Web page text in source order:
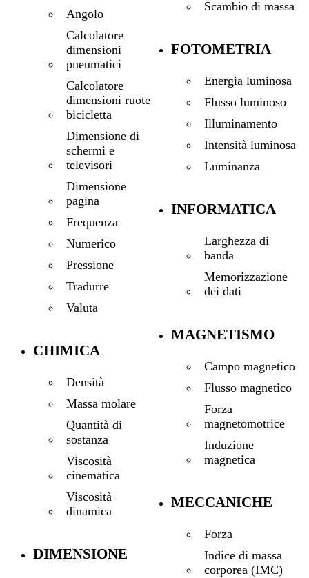
Angolo
Calcolatore
dimensioni
pneumatici
Calcolatore
dimensioni ruote
bicicletta
Dimensione di
schermi e
televisori
Dimensione
pagina
Frequenza
Numerico
Pressione
Tradurre
Valuta
CHIMICA
Densità
Massa molare
Quantità di
sostanza
Viscosità
cinematica
Viscosità
dinamica
DIMENSIONE
Scambio di massa
FOTOMETRIA
Energia luminosa
Flusso luminoso
Illuminamento
Intensità luminosa
Luminanza
INFORMATICA
Larghezza di
banda
Memorizzazione
dei dati
MAGNETISMO
Campo magnetico
Flusso magnetico
Forza
magnetomotrice
Induzione
magnetica
MECCANICHE
Forza
Indice di massa
corporea (IMC)